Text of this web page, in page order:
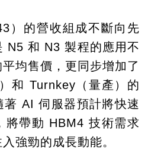
）的營收組成不斷向先
N5 和 N3 製程的應用不
均售價，更同步增加了
和 Turnkey（量產）的
著 AI 伺服器預計將快速
將帶動 HBM4 技術需求
強勁的成長動能。